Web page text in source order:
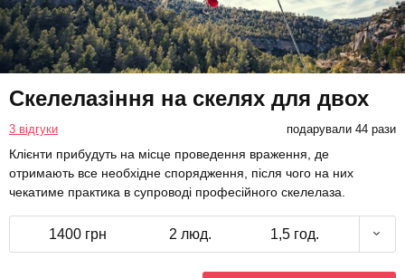
Скелелазіння на скелях для двох
3 відгуки подарували 44 рази
Клієнти прибудуть на місце проведення враження, де
отримають все необхідне спорядження, після чого на них
чекатиме практика в супроводі професійного скелелаза.
1400 грн 2 люд. 1,5 год.